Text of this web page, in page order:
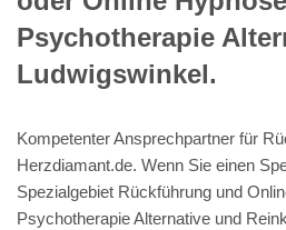
Psychotherapie
Ludwigswinkel.
Kompetenter Ansprechpartner für
Herzdiamant.de. Wenn Sie einen
Spezialgebiet Rückführung und
Psychotherapie Alternative und